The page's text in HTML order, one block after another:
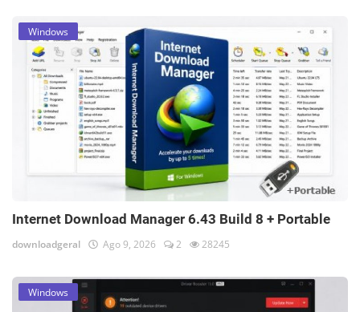
Windows
Internet Download Manager 6.43 Build 8 + Portable
downloadgeral Ago 9, 2026 2 28245
Windows